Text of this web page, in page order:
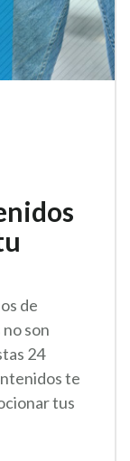
de
son
24
te
tus